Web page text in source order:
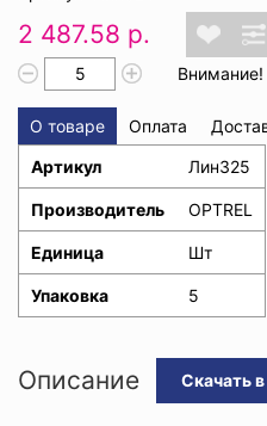
2 487.58 р.
О товаре Оплата
Артикул
Лин325
Производитель OPTREL
Единица Шт
Упаковка 5
Описание Скачать в